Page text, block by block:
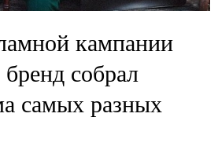
кампании
собрал
самых разных